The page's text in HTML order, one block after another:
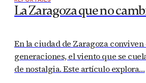
La Zaragoza que no
En la ciudad de Zaragoza
generaciones, el viento que se
de nostalgia. Este artículo explora…